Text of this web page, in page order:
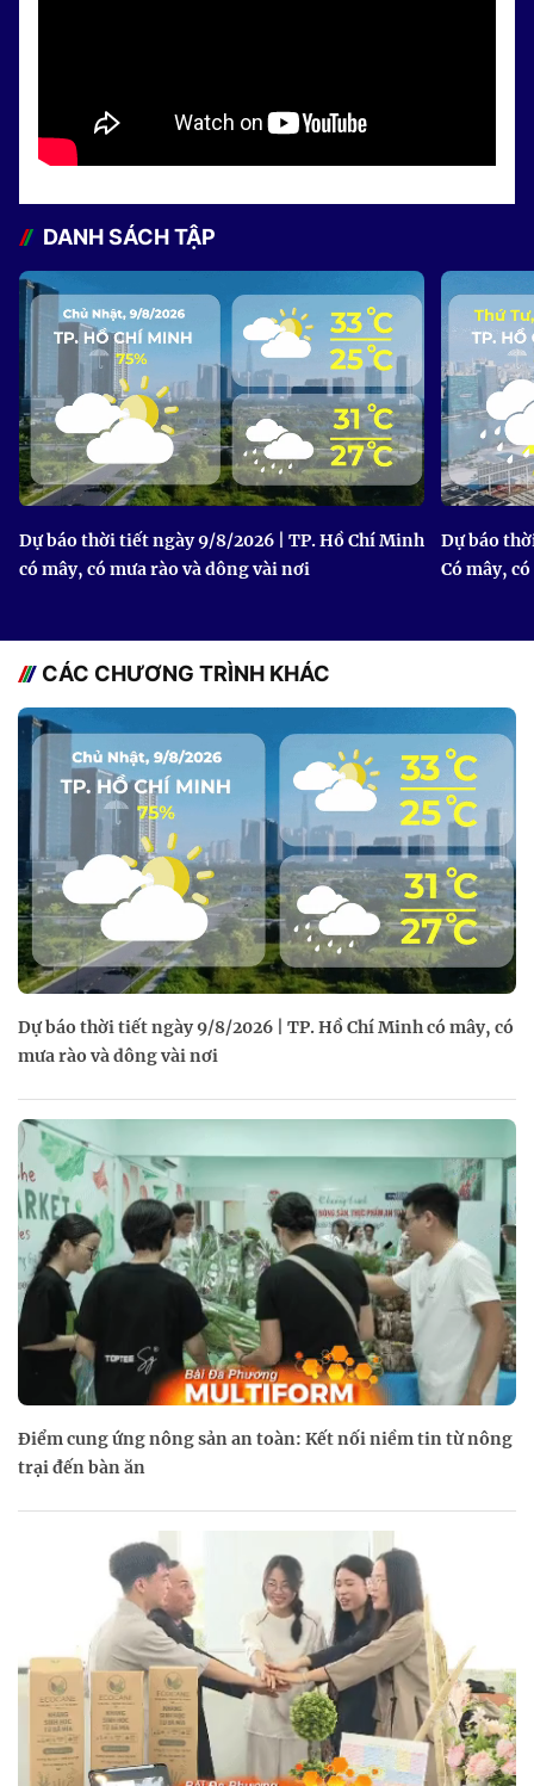
DANH SÁCH TẬP
Dự báo thời tiết ngày 9/8/2026 | TP. Hồ Chí Minh
có mây, có mưa rào và dông vài nơi
Dự báo
Có mây,
CÁC CHƯƠNG TRÌNH KHÁC
Dự báo thời tiết ngày 9/8/2026 | TP. Hồ Chí Minh có mây, có
mưa rào và dông vài nơi
Điểm cung ứng nông sản an toàn: Kết nối niềm tin từ nông
trại đến bàn ăn